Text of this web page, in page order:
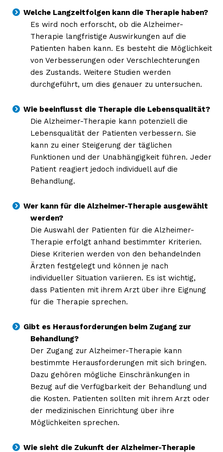
NEWSLETTER ABONNIEREN
Inhalte
Welche Langzeitfolgen kann die Therapie haben?
Es wird noch erforscht, ob die Alzheimer-
Therapie langfristige Auswirkungen auf die
Patienten haben kann. Es besteht die Möglichkeit
von Verbesserungen oder Verschlechterungen
des Zustands. Weitere Studien werden
durchgeführt, um dies genauer zu untersuchen.
Wie beeinflusst die Therapie die Lebensqualität?
Die Alzheimer-Therapie kann potenziell die
Lebensqualität der Patienten verbessern. Sie
kann zu einer Steigerung der täglichen
Funktionen und der Unabhängigkeit führen. Jeder
Patient reagiert jedoch individuell auf die
Behandlung.
Wer kann für die Alzheimer-Therapie ausgewählt
werden?
Die Auswahl der Patienten für die Alzheimer-
Therapie erfolgt anhand bestimmter Kriterien.
Diese Kriterien werden von den behandelnden
Ärzten festgelegt und können je nach
individueller Situation variieren. Es ist wichtig,
dass Patienten mit ihrem Arzt über ihre Eignung
für die Therapie sprechen.
Gibt es Herausforderungen beim Zugang zur
Behandlung?
Der Zugang zur Alzheimer-Therapie kann
bestimmte Herausforderungen mit sich bringen.
Dazu gehören mögliche Einschränkungen in
Bezug auf die Verfügbarkeit der Behandlung und
die Kosten. Patienten sollten mit ihrem Arzt oder
der medizinischen Einrichtung über ihre
Möglichkeiten sprechen.
Wie sieht die Zukunft der Alzheimer-Therapie